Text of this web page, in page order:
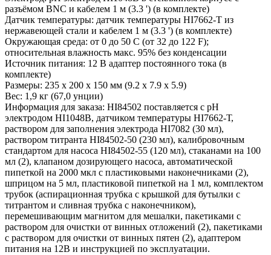
разъёмом BNC и кабелем 1 м (3.3 ') (в комплекте)
Датчик температуры: датчик температуры HI7662-T из
нержавеющей стали и кабелем 1 м (3.3 ') (в комплекте)
Окружающая среда: от 0 до 50 C (от 32 до 122 F);
относительная влажность макс. 95% без конденсации
Источник питания: 12 В адаптер постоянного тока (в
комплекте)
Размеры: 235 x 200 x 150 мм (9.2 x 7.9 x 5.9)
Вес: 1,9 кг (67,0 унции)
Информация для заказа: HI84502 поставляется с рН
электродом HI1048B, датчиком температуры HI7662-Т,
раствором для заполнения электрода HI7082 (30 мл),
раствором титранта HI84502-50 (230 мл), калибровочным
стандартом для насоса HI84502-55 (120 мл), стаканами на 100
мл (2), клапаном дозирующего насоса, автоматической
пипеткой на 2000 мкл с пластиковыми наконечниками (2),
шприцом на 5 мл, пластиковой пипеткой на 1 мл, комплектом
трубок (аспирационная трубка с крышкой для бутылки с
титрантом и сливная трубка с наконечником),
перемешивающим магнитом для мешалки, пакетиками с
раствором для очистки от винных отложений (2), пакетиками
с раствором для очистки от винных пятен (2), адаптером
питания на 12В и инструкцией по эксплуатации.